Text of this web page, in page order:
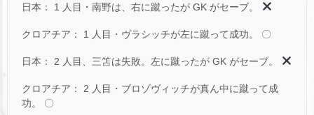
日本： 1 人目・南野は、右に蹴ったが GK がセーブ。
クロアチア： 1 人目・ヴラシッチが左に蹴って成功。 〇
日本： 2 人目、三笘は失敗。左に蹴ったが GK がセーブ。
クロアチア： 2 人目・ブロゾヴィッチが真ん中に蹴って成
功。 〇